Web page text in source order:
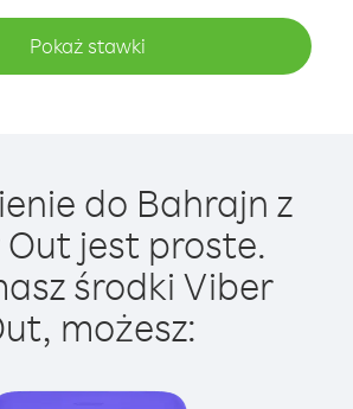
Pokaż stawki
do Bahrajn z
jest proste.
środki Viber
możesz: